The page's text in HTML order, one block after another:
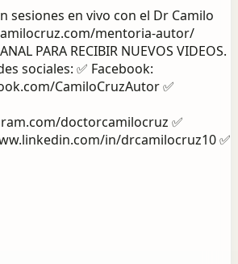
sesiones en vivo con el Dr Camilo
mentoria-autor/
PARA RECIBIR NUEVOS VIDEOS.
sociales: ✅ Facebook:
CamiloCruzAutor ✅
doctorcamilocruz ✅
in/drcamilocruz10 ✅